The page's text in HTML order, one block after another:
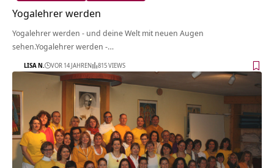
Yogalehrer werden
Yogalehrer werden - und deine Welt mit neuen Augen
sehen.Yogalehrer werden -…
LISA N. VOR 14 JAHREN 815 VIEWS